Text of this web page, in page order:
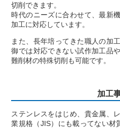
切削できます。
時代のニーズに合わせて、最新
加工に対応しています。
また、長年培ってきた職人の加
御では対応できない試作加工品
難削材の特殊切削も可能です。
加工
ステンレスをはじめ、貴金属、
業規格（JIS）にも載ってない材